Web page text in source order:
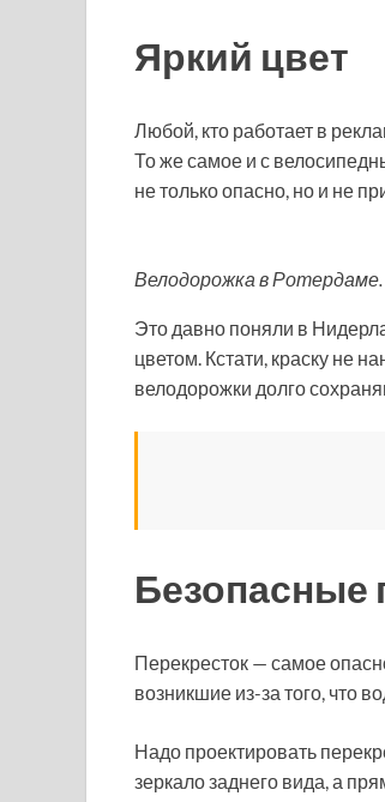
Яркий цвет
Любой, кто работает в
То же самое и с
не только опасно, но и не
Велодорожка в Ротердаме.
Это давно поняли в
цветом. Кстати, краску не
велодорожки долго
Безопасные
Перекресток — самое
возникшие из-за того, что
Надо проектировать
зеркало заднего вида, а